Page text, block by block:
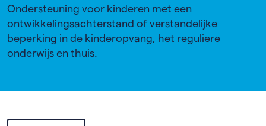
Ondersteuning voor kinderen met een
ontwikkelingsachterstand of verstandelijke
beperking in de kinderopvang, het reguliere
onderwijs en thuis.